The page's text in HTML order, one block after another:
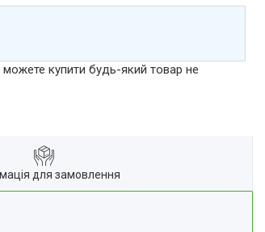
можете купити будь-який товар не
для замовлення